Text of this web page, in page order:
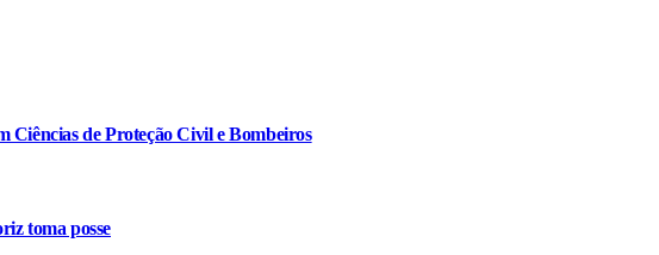
Ciências de Proteção Civil e Bombeiros
toma posse